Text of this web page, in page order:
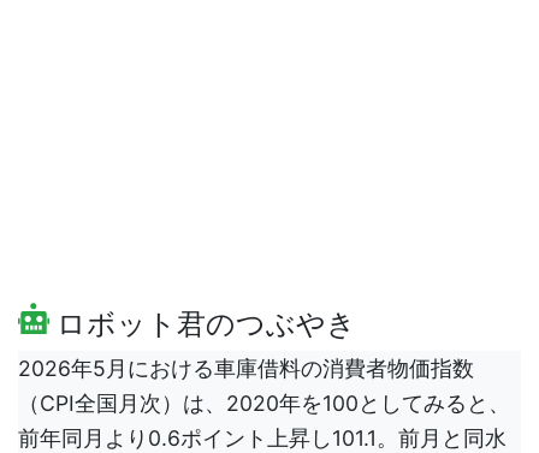
ロボット君のつぶやき
2026年5月における車庫借料の消費者物価指数
（CPI全国月次）は、2020年を100としてみると、
前年同月より0.6ポイント上昇し101.1。前月と同水